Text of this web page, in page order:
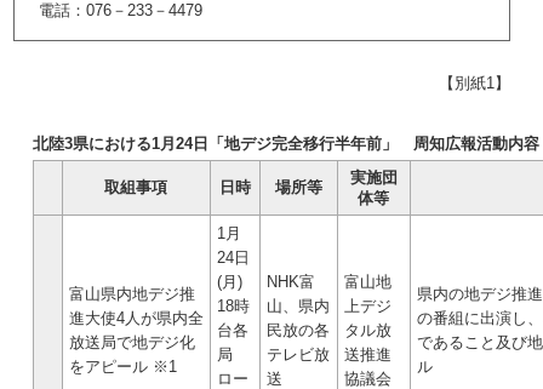
電話：076－233－4479
【別紙1】
取組事項 日時 場所等
実施団
体等
北陸3県における1月24日「地デジ完全移行半年前」 周知広報活動内容
富山県内地デジ推
進大使4人が県内全
放送局で地デジ化
をアピール ※1
1月
24日
(月)
18時
台各
局
ロー
NHK富
山、県内
民放の各
テレビ放
送
富山地
上デジ
タル放
送推進
協議会
県内の地デジ推
の番組に出演し
であること及び
ル